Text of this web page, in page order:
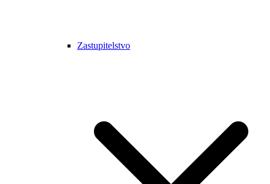
Zastupitelstvo